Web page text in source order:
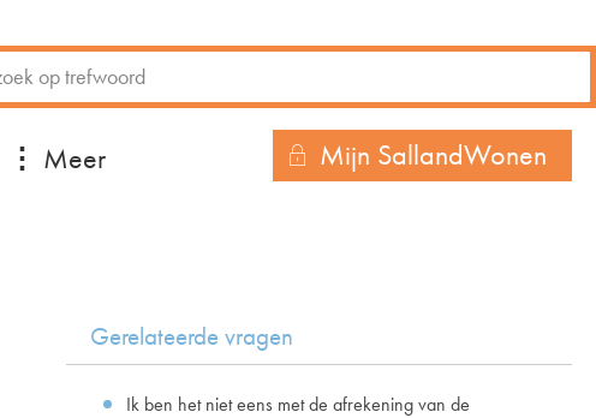
Meer Mijn SallandWonen
Gerelateerde vragen
Ik ben het niet eens met de afrekening van de